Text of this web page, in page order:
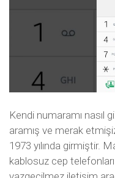
Kendi numaramı nasıl
aramış ve merak
1973 yılında girmiştir.
kablosuz cep telefonları